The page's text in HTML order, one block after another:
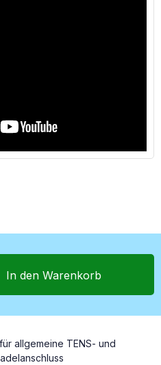
In den Warenkorb
allgemeine TENS- und